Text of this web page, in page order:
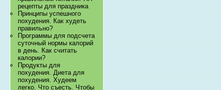
рецепты для праздника
Принципы успешного
похудения. Как худеть
правильно?
Программы для подсчета
суточный нормы калорий
в день. Как считать
калории?
Продукты для
похудения. Диета для
похудения. Худеем
легко. Что съесть. Чтобы